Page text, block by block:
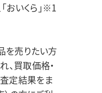
おいくら」※1
を売りたい方
、買取価格・
定結果をま